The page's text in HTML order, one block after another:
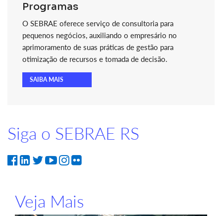
Programas
O SEBRAE oferece serviço de consultoria para
pequenos negócios, auxiliando o empresário no
aprimoramento de suas práticas de gestão para
otimização de recursos e tomada de decisão.
SAIBA MAIS
Siga o SEBRAE RS
Veja Mais